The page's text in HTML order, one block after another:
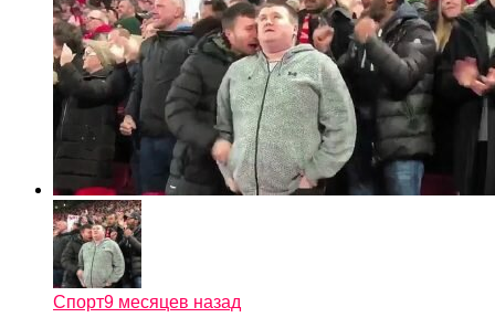
Спорт9 месяцев назад